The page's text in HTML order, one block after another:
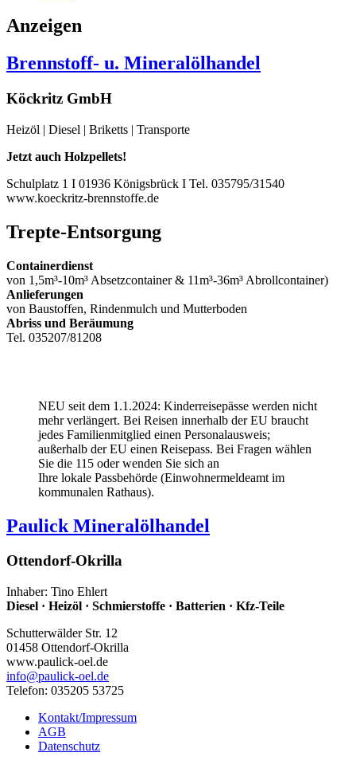
Anzeigen
Brennstoff- u. Mineralölhandel
Köckritz GmbH
Heizöl | Diesel | Briketts | Transporte
Jetzt auch Holzpellets!
Schulplatz 1 I 01936 Königsbrück I Tel. 035795/31540
www.koeckritz-brennstoffe.de
Trepte-Entsorgung
Containerdienst
von 1,5m³-10m³ Absetzcontainer & 11m³-36m³ Abrollcontainer)
Anlieferungen
von Baustoffen, Rindenmulch und Mutterboden
Abriss und Beräumung
Tel. 035207/81208
NEU seit dem 1.1.2024: Kinderreisepässe werden nicht
mehr verlängert. Bei Reisen innerhalb der EU braucht
jedes Familienmitglied einen Personalausweis;
außerhalb der EU einen Reisepass. Bei Fragen wählen
Sie die 115 oder wenden Sie sich an
Ihre lokale Passbehörde (Einwohnermeldeamt im
kommunalen Rathaus).
Paulick Mineralölhandel
Ottendorf-Okrilla
Inhaber: Tino Ehlert
Diesel · Heizöl · Schmierstoffe · Batterien · Kfz-Teile
Schutterwälder Str. 12
01458 Ottendorf-Okrilla
www.paulick-oel.de
info@paulick-oel.de
Telefon: 035205 53725
Kontakt/Impressum
AGB
Datenschutz